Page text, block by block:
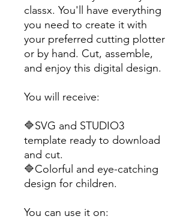
classx. You'll have everything
you need to create it with
your preferred cutting plotter
or by hand. Cut, assemble,
and enjoy this digital design.
You will receive:
🔷SVG and STUDIO3
template ready to download
and cut.
🔷Colorful and eye-catching
design for children.
You can use it on: